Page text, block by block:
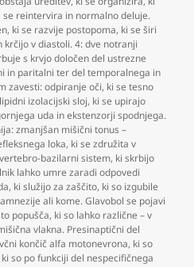
se reintervira in normalno deluje.
, ki se razvije postopoma, ki se širi
krčijo v diastoli. 4: dve notranji
s krvjo določen del ustrezne
in paritalni ter del temporalnega in
zavesti: odpiranje oči, ki se tesno
izolacijski sloj, ki se upirajo
uda in ekstenzorji spodnjega.
zmanjšan mišični tonus –
loka, ki se združita v
bazilarni sistem, ki skrbijo
lahko umre zaradi odpovedi
, ki služijo za zaščito, ki so izgubile
ali kome. Glavobol se pojavi
popušča, ki so lahko različne – v
vlakna. Presinaptični del
končič alfa motonevrona, ki so
ki so po funkciji del nespecifičnega